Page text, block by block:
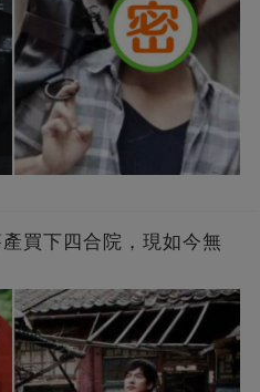
買下四合院，現如今無